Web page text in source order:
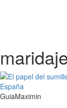
GuiaMaximin